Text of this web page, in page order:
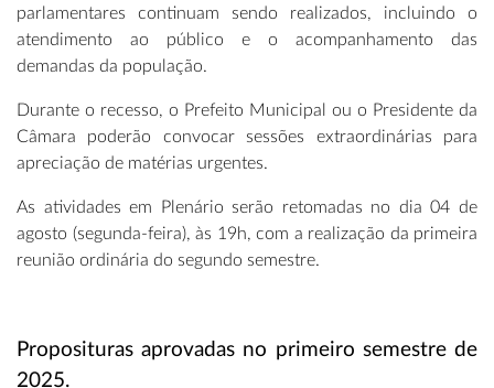
parlamentares continuam sendo realizados, incluindo o
atendimento ao público e o acompanhamento das
demandas da população.
Durante o recesso, o Prefeito Municipal ou o Presidente da
Câmara poderão convocar sessões extraordinárias para
apreciação de matérias urgentes.
As atividades em Plenário serão retomadas no dia 04 de
agosto (segunda-feira), às 19h, com a realização da primeira
reunião ordinária do segundo semestre.
Proposituras aprovadas no primeiro semestre de
2025.